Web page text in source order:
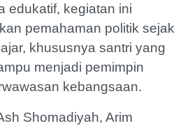
edukatif, kegiatan ini
pemahaman politik sejak
khususnya santri yang
menjadi pemimpin
kebangsaan.
Shomadiyah, Arim